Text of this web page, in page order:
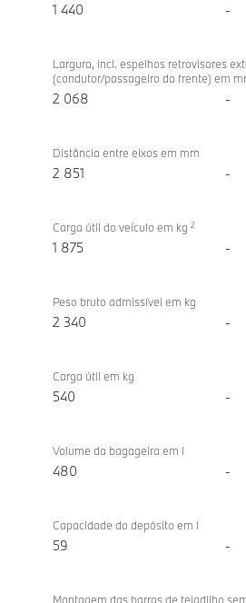
1 440 -
Largura, incl. espelhos retrovisores
(condutor/passageiro da frente) em
2 068 -
Distância entre eixos em mm
2 851 -
Carga útil do veículo em kg 2
1 875 -
Peso bruto admissível em kg
2 340 -
Carga útil em kg
540 -
Volume da bagageira em l
480 -
Capacidade do depósito em l
59 -
Montagem das barras de tejadilho